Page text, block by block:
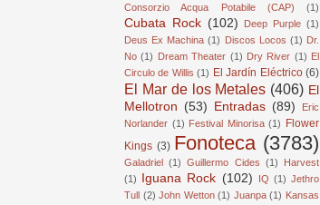
Consorzio Acqua Potabile (CAP)
(1)
Cubata Rock (102) Deep Purple (1)
Deus Ex Machina (1) Discos Locos (1) Dr.
No (1) Dream Theater (1) Dry River (1) El
Circulo de Willis (1) El Jardín Eléctrico (6)
El Mar de los Metales (406) El
Mellotron (53) Entradas (89)
Eric
Norlander (1) Festival Minorisa (1) Flower
Kings (3) Fonoteca (3783)
Galadriel (1) Guillermo Cides (1)
Harvest
(1) Iguana Rock (102) IQ (1) Jethro
Tull (2) John Wetton (1) Juanpa (1) Kansas